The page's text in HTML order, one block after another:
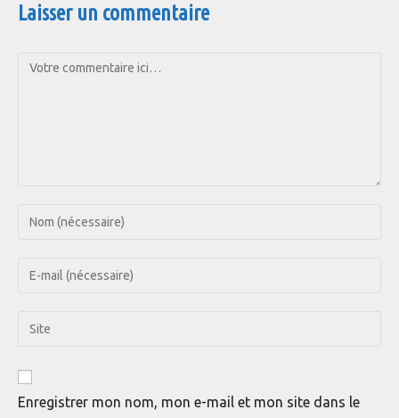
Laisser un commentaire
Comment
address
Saisir
votre
site
Enregistrer mon nom, mon e-mail et mon site dans le